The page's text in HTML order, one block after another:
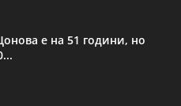
е на 51 години, но